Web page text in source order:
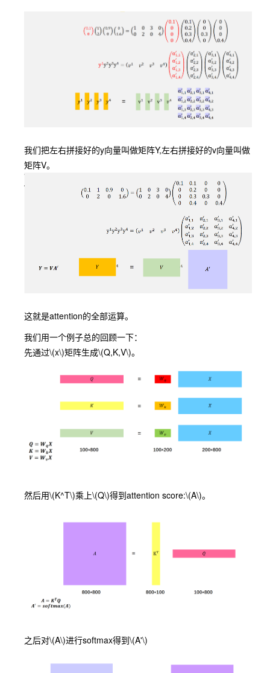
我们把左右拼接好的y向量叫做矩阵Y,左右拼接好的v向量叫做
矩阵V。
这就是attention的全部运算。
我们用一个例子总的回顾一下：
先通过\(x\)矩阵生成\(Q,K,V\)。
然后用\(K^T\)乘上\(Q\)得到attention score:\(A\)。
之后对\(A\)进行softmax得到\(A'\)